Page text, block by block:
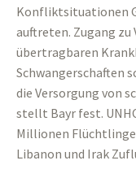
Konfliktsituationen
auftreten. Zugang
übertragbaren
Schwangerschaften
die Versorgung von
stellt Bayr fest.
Millionen
Libanon und Irak